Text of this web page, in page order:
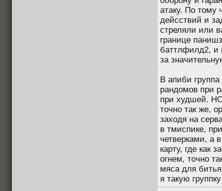
атаку. По тому
дейсствий и
стреляли или
границе
баттлфилд2, и
за
В апиби группа
рандомов при
при худшей.
точно так же,
заходя на
в тмиспике,
четверками, а
карту, где как
огнем, точно
мяса для
я такую